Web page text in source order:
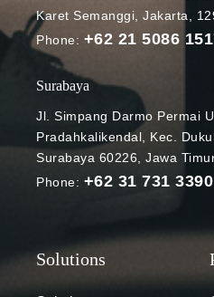
Karet Semanggi, Jakarta,
Phone: +62 21 5086
Surabaya
Jl. Simpang Darmo Permai
Pradahkalikendal, Kec.
Surabaya 60226, Jawa
Phone: +62 31 731 3390